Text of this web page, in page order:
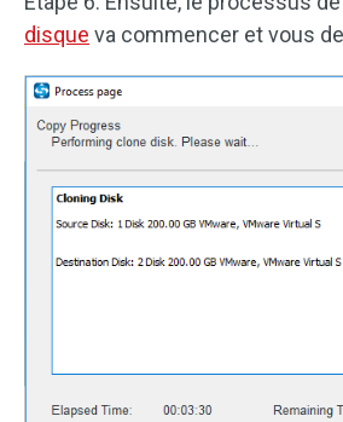
disque va commencer et vous